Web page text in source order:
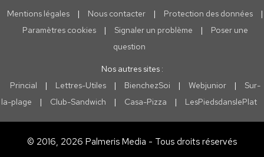
Mentions légales | Nous contacter | Protection des données
|
Paramètres cookies
| Signaler un problème |
Poser une
question
Nos autres sites :
Princial
| Lettres-Utiles | BienchezSoi | Webjunior |
Sur-
la-plage
| Club-Sandwich | Casa-Pizza | LesPiedsdanslePlat
© 2016, 2026 Palmeris Media - Tous droits réservés